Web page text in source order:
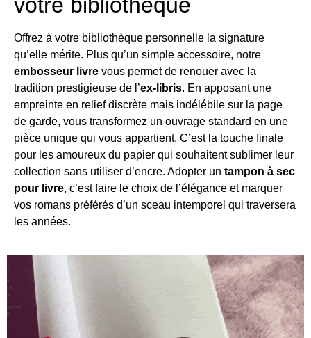
Offrez à votre bibliothèque personnelle la signature
qu’elle mérite. Plus qu’un simple accessoire, notre
embosseur livre vous permet de renouer avec la
tradition prestigieuse de l’ex-libris. En apposant une
empreinte en relief discrète mais indélébile sur la page
de garde, vous transformez un ouvrage standard en une
pièce unique qui vous appartient. C’est la touche finale
pour les amoureux du papier qui souhaitent sublimer leur
collection sans utiliser d’encre. Adopter un tampon à sec
pour livre, c’est faire le choix de l’élégance et marquer
vos romans préférés d’un sceau intemporel qui traversera
les années.